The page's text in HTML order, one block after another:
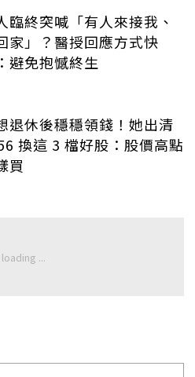
臨終突喊「有人來接我、
家」？醫授回應方式快
避免抱憾終生
退休後穩穩領錢！她出清
換這 3 檔好股：股價高點
買